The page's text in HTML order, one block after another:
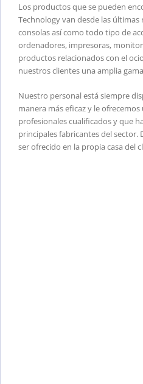
Los productos que se pueden
Technology van desde las últimas
consolas así como todo tipo de
ordenadores, impresoras,
productos relacionados con el
nuestros clientes una amplia
Nuestro personal está siempre
manera más eficaz y le
profesionales cualificados y que
principales fabricantes del sector.
ser ofrecido en la propia casa del